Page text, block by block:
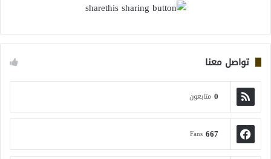
تواصل معنا
0 متابعون
667
Fans